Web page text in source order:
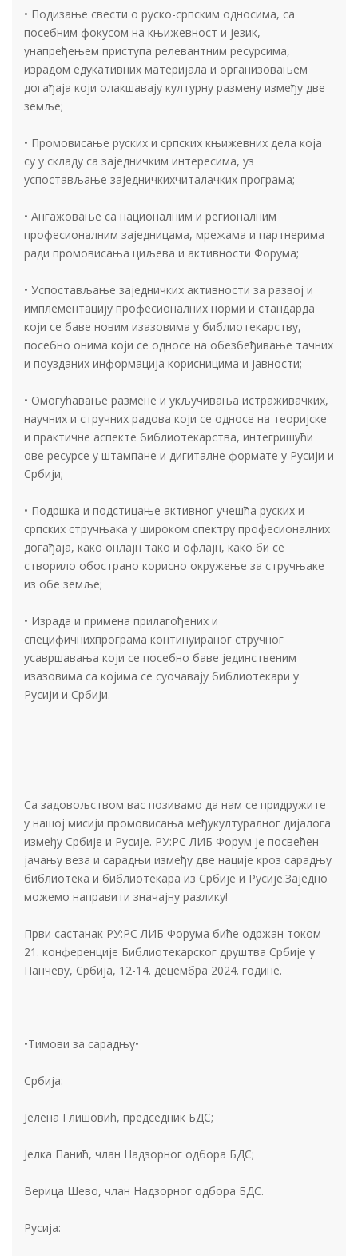
• Подизање свести о руско-српским односима, са
посебним фокусом на књижевност и језик,
унапређењем приступа релевантним ресурсима,
израдом едукативних материјала и организовањем
догађаја који олакшавају културну размену између две
земље;
• Промовисање руских и српских књижевних дела која
су у складу са заједничким интересима, уз
успостављање заједничкихчиталачких програма;
• Ангажовање са националним и регионалним
професионалним заједницама, мрежама и партнерима
ради промовисања циљева и активности Форума;
• Успостављање заједничких активности за развој и
имплементацију професионалних норми и стандарда
који се баве новим изазовима у библиотекарству,
посебно онима који се односе на обезбеђивање тачних
и поузданих информација корисницима и јавности;
• Омогућавање размене и укључивања истраживачких,
научних и стручних радова који се односе на теоријске
и практичне аспекте библиотекарства, интегришући
ове ресурсе у штампане и дигиталне формате у Русији и
Србији;
• Подршка и подстицање активног учешћа руских и
српских стручњака у широком спектру професионалних
догађаја, како онлајн тако и офлајн, како би се
створило обострано корисно окружење за стручњаке
из обе земље;
• Израда и примена прилагођених и
специфичнихпрограма континуираног стручног
усавршавања који се посебно баве јединственим
изазовима са којима се суочавају библиотекари у
Русији и Србији.
Са задовољством вас позивамо да нам се придружите
у нашој мисији промовисања међукултуралног дијалога
између Србије и Русије. РУ:РС ЛИБ Форум је посвећен
јачању веза и сарадњи између две нације кроз сарадњу
библиотека и библиотекара из Србије и Русије.Заједно
можемо направити значајну разлику!
Први састанак РУ:РС ЛИБ Форума биће одржан током
21. конференције Библиотекарског друштва Србије у
Панчеву, Србија, 12-14. децембра 2024. године.
•Тимови за сарадњу•
Србија:
Јелена Глишовић, председник БДС;
Јелка Панић, члан Надзорног одбора БДС;
Верица Шево, члан Надзорног одбора БДС.
Русија: